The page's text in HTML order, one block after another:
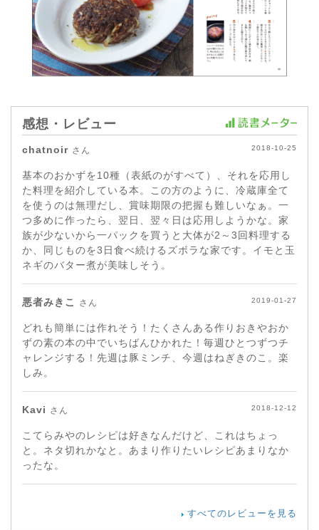
感想・レビュー
chatnoir さん 2018-10-25
基本のおかずを10種（表紙のがすべて）、それを応用し
た料理を紹介している本。この方のように、冷蔵庫全て
を使うのは無理だし、賞味期限の把握も難しいなぁ。一
つ多めに作ったら、翌日、翌々日は応用しようかな。家
族が少ないから一パックを買うと大体が2～3回料理する
か、同じものを3日食べ続けるズボラな家です。イモと玉
ネギのバター煮が美味しそう。
悪者みきこ さん 2019-01-27
どれも簡単には作れそう！たくさんある作りおきやおか
ずの素の本の中でいちばんひかれた！毎週ひとつずつチ
ャレンジする！先週は豚ミンチ、今週はねぎきのこ。楽
しみ。
Kavi さん 2018-12-12
こてらみやのレシピは好きなんだけど、これはちょっ
と。ネタ切れかなと。あまり作りたいレシピあまりなか
ったな。
すべてのレビューを見る